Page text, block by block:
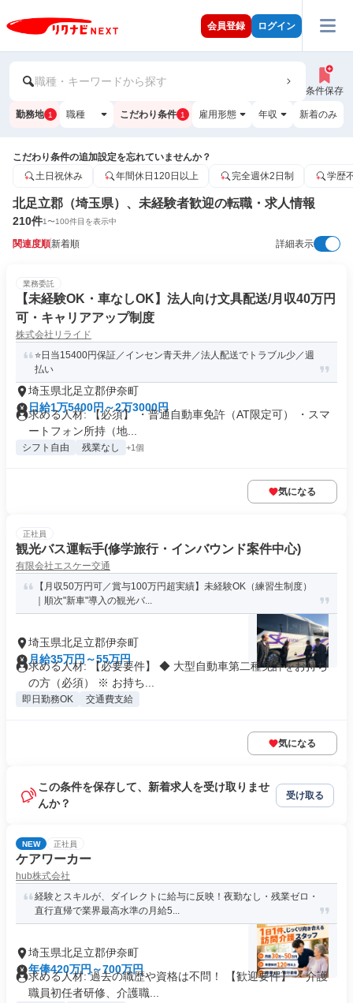
会員登録 ログイン
職種・キーワードから探す
条件保存
勤務地 1 職種 こだわり条件 1 雇用形態 年収 新着のみ
こだわり条件の追加設定を忘れていませんか？
土日祝休み
年間休日120日以上 完全週休2日制 学歴
北足立郡（埼玉県）、未経験者歓迎の転職・求人情報
210件1〜100件目を表示中
関連度順新着順 詳細表示
業務委託
【未経験OK・車なしOK】法人向け文具配送/月収40万円
可・キャリアアップ制度
株式会社リライド
⭐日当15400円保証／インセン青天井／法人配送でトラブル少／週
払い
埼玉県北足立郡伊奈町
日給1万5400円～2万3000円
求める人材: 【必須】 ・普通自動車免許（AT限定可） ・スマ
ートフォン所持（地...
シフト自由 残業なし +1個
気になる
正社員
観光バス運転手(修学旅行・インバウンド案件中心)
有限会社エスケー交通
【月収50万円可／賞与100万円超実績】未経験OK（練習生制度）
｜順次"新車"導入の観光バ...
埼玉県北足立郡伊奈町
月給35万円～55万円
求める人材: 【必要要件】 ◆ 大型自動車第二種免許をお持ち
の方（必須） ※ お持ち...
即日勤務OK 交通費支給
気になる
この条件を保存して、新着求人を受け取りませ
んか？
受け取る
NEW 正社員
ケアワーカー
hub株式会社
経験とスキルが、ダイレクトに給与に反映！夜勤なし・残業ゼロ・
直行直帰で業界最高水準の月給5...
埼玉県北足立郡伊奈町
年俸420万円～700万円
求める人材: 過去の職歴や資格は不問！ 【歓迎要件】 ・介護
職員初任者研修、介護職...